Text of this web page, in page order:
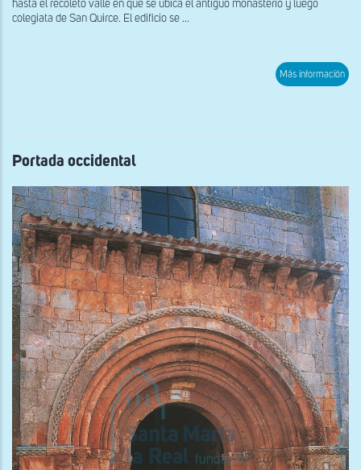
hasta el recoleto valle en que se ubica el antiguo monasterio y luego
colegiata de San Quirce. El edificio se ...
Más información
Portada occidental